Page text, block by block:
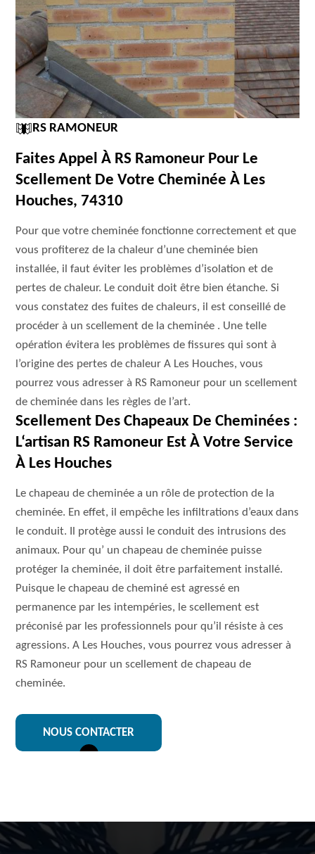
RS RAMONEUR
Faites Appel À RS Ramoneur Pour Le
Scellement De Votre Cheminée À Les
Houches, 74310
Pour que votre cheminée fonctionne correctement et que
vous profiterez de la chaleur d’une cheminée bien
installée, il faut éviter les problèmes d’isolation et de
pertes de chaleur. Le conduit doit être bien étanche. Si
vous constatez des fuites de chaleurs, il est conseillé de
procéder à un scellement de la cheminée . Une telle
opération évitera les problèmes de fissures qui sont à
l’origine des pertes de chaleur A Les Houches, vous
pourrez vous adresser à RS Ramoneur pour un scellement
de cheminée dans les règles de l’art.
Scellement Des Chapeaux De Cheminées :
L‘artisan RS Ramoneur Est À Votre Service
À Les Houches
Le chapeau de cheminée a un rôle de protection de la
cheminée. En effet, il empêche les infiltrations d’eaux dans
le conduit. Il protège aussi le conduit des intrusions des
animaux. Pour qu’ un chapeau de cheminée puisse
protéger la cheminée, il doit être parfaitement installé.
Puisque le chapeau de cheminé est agressé en
permanence par les intempéries, le scellement est
préconisé par les professionnels pour qu’il résiste à ces
agressions. A Les Houches, vous pourrez vous adresser à
RS Ramoneur pour un scellement de chapeau de
cheminée.
NOUS CONTACTER